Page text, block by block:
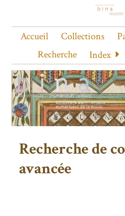
Accueil Collections
Recherche
Index
Recherche de
avancée